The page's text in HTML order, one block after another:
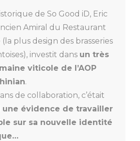
de So Good iD, Eric
Amiral du Restaurant
(la plus design des brasseries
investit dans un très
viticole de l’AOP
.
de collaboration, c’était
une évidence de travailler
sur sa nouvelle identité